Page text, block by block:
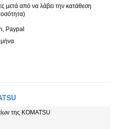
μετά από να λάβει την κατάθεση
Paypal
της KOMATSU